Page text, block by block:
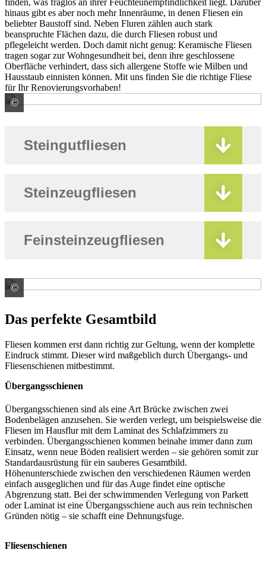
© Meissen Keramik GmbH
finden, was fraglos an ihrer Feuchteunempfindlichkeit liegt. Darüber
hinaus gibt es aber noch mehr Innenräume, in denen Fliesen ein
beliebter Baustoff sind. Neben Fluren zählen auch stark
beanspruchte Flächen dazu, die durch Fliesen robust und
pflegeleicht werden. Doch damit nicht genug: Keramische Fliesen
tragen sogar zur Wohngesundheit bei, denn ihre geschlossene
Oberfläche verhindert, dass sich allergene Stoffe wie Milben und
Hausstaub einnisten können. Mit uns finden Sie die richtige Fliese
für Ihr Renovierungsvorhaben!
Steingutfliesen
Steinzeugfliesen
Feinsteinzeugfliesen
© © noobiel / stock.adobe.com
Das perfekte Gesamtbild
Fliesen kommen erst dann richtig zur Geltung, wenn der komplette
Eindruck stimmt. Dieser wird maßgeblich durch Übergangs- und
Fliesenschienen mitbestimmt.
Übergangsschienen
Übergangsschienen sind als eine Art Brücke zwischen zwei
Bodenbelägen anzusehen. Sie werden verlegt, um beispielsweise die
Fliesen im Hausflur mit dem Laminat des Schlafzimmers zu
verbinden. Übergangsschienen kommen beinahe immer dann zum
Einsatz, wenn neue Böden realisiert werden – sie gehören somit zur
Standardausrüstung für ein sauberes Gesamtbild.
Höhenunterschiede zwischen den verschiedenen Räumen werden
einfach ausgeglichen und für das Auge findet eine optische
Abgrenzung statt. Bei der schwimmenden Verlegung von Parkett
oder Laminat ist eine Übergangsschiene auch aus rein technischen
Gründen nötig – sie schafft eine Dehnungsfuge.
Fliesenschienen